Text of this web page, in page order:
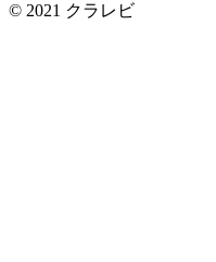
© 2021 クラレビ